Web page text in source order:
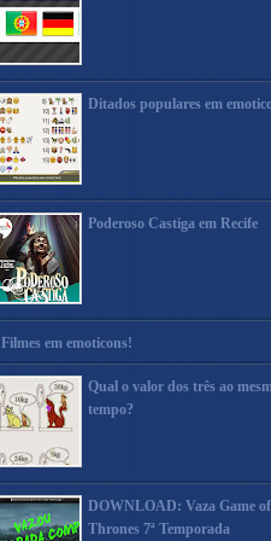
Ditados populares em
Poderoso Castiga em Recife
Filmes em emoticons!
Qual o valor dos três ao
tempo?
DOWNLOAD: Vaza Game of
Thrones 7ª Temporada